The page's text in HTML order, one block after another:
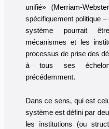
unifié» (Merriam-
spécifiquement politique
système pourrait
mécanismes et les
processus de prise des
à tous ses
précédemment.
Dans ce sens, qui est
système est défini par
les institutions (ou